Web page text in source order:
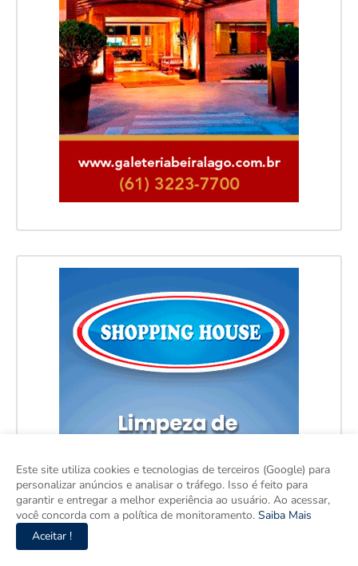
Este site utiliza cookies e tecnologias de terceiros (Google) para
personalizar anúncios e analisar o tráfego. Isso é feito para
garantir e entregar a melhor experiência ao usuário. Ao acessar,
você concorda com a política de monitoramento. Saiba Mais
Aceitar !